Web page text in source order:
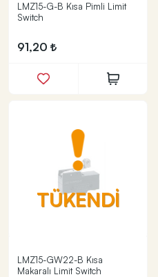
LMZ15-G-B Kısa Pimli Limit
Switch
91,20
TÜKENDİ
LMZ15-GW22-B Kısa
Makaralı Limit Switch